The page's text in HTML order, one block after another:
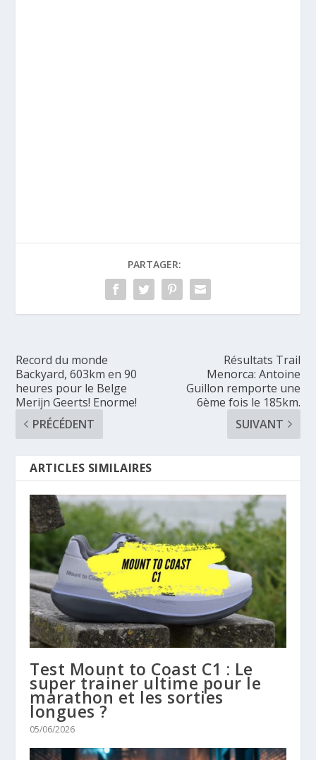
PARTAGER:
Record du monde
Backyard, 603km en 90
heures pour le Belge
Merijn Geerts! Enorme!
PRÉCÉDENT
Résultats Trail
Menorca: Antoine
Guillon remporte une
6ème fois le 185km.
SUIVANT
ARTICLES SIMILAIRES
Test Mount to Coast C1 : Le
super trainer ultime pour le
marathon et les sorties
longues ?
05/06/2026